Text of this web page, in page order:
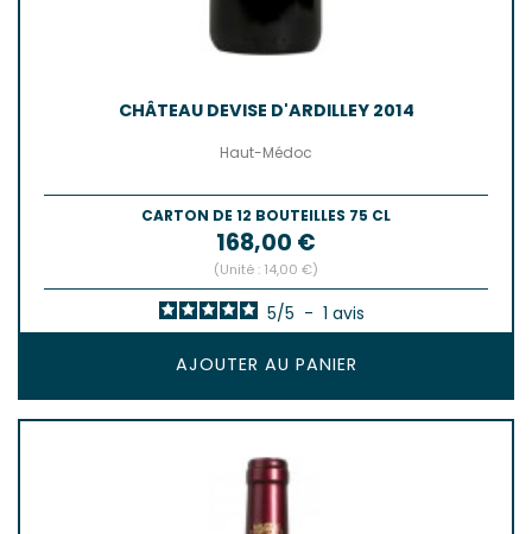
CHÂTEAU DEVISE D'ARDILLEY 2014
Haut-Médoc
CARTON DE 12 BOUTEILLES 75 CL
Prix
168,00 €
(Unité : 14,00 €)
5/5 - 1 avis
AJOUTER AU PANIER